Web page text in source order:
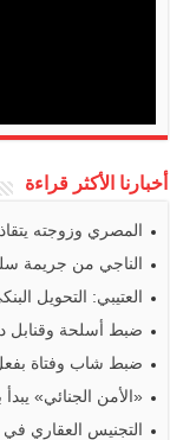
أخبارنا الأكثر قراءة
المصري وزوجته
الناجي من جريمة
العتيبي: التحويل
ضبط أسلحة وقنابل
ضبط شاب وفتاة
«الأمن الجنائي»
التجنيس العقاري في